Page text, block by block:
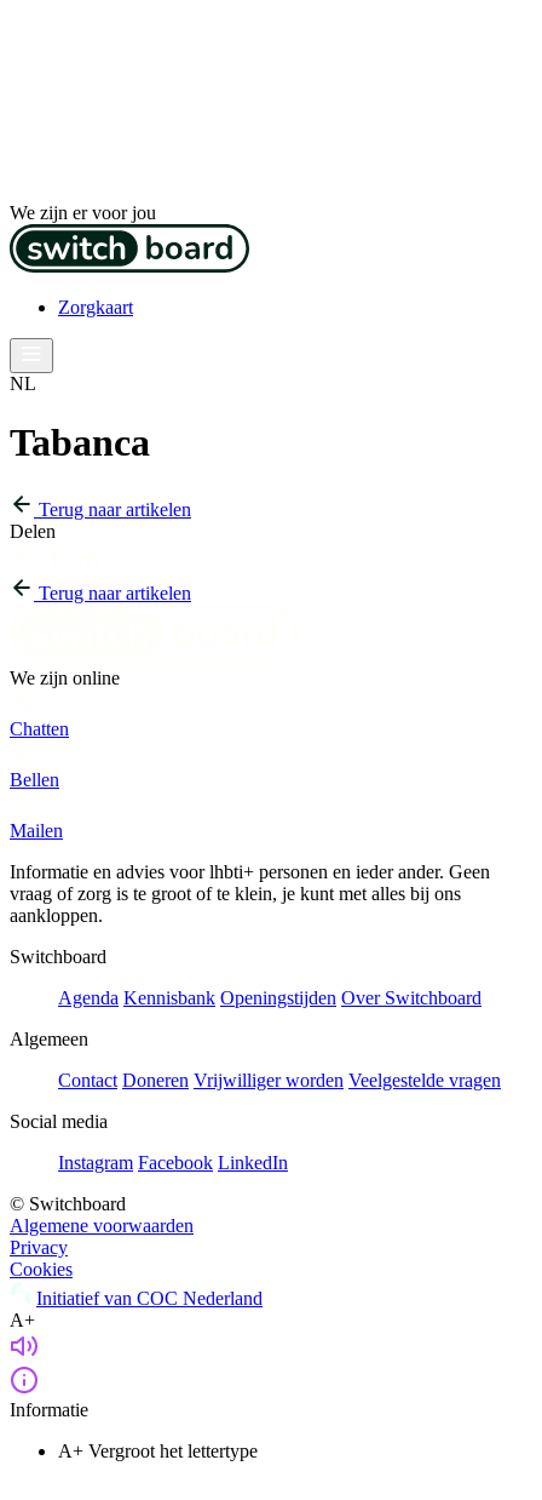
We zijn er voor jou
Zorgkaart
NL
Tabanca
Terug naar artikelen
Delen
Terug naar artikelen
We zijn online
Chatten
Bellen
Mailen
Informatie en advies voor lhbti+ personen en ieder ander. Geen
vraag of zorg is te groot of te klein, je kunt met alles bij ons
aankloppen.
Switchboard
Agenda Kennisbank Openingstijden Over Switchboard
Algemeen
Contact Doneren Vrijwilliger worden Veelgestelde vragen
Social media
Instagram Facebook LinkedIn
© Switchboard
Algemene voorwaarden
Privacy
Cookies
Initiatief van COC Nederland
A+
Informatie
A+ Vergroot het lettertype